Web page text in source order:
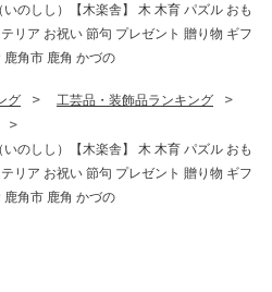
のしし）【木楽舎】 木 木育 パズル おも
リア お祝い 節句 プレゼント 贈り物 ギフ
鹿角市 鹿角 かづの
グ
工芸品・装飾品ランキング
のしし）【木楽舎】 木 木育 パズル おも
リア お祝い 節句 プレゼント 贈り物 ギフ
鹿角市 鹿角 かづの